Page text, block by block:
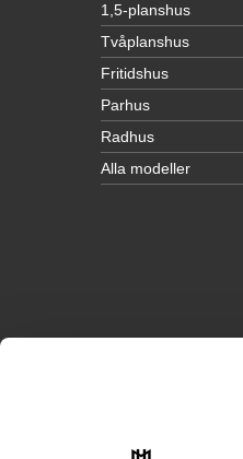
1,5-planshus
Tvåplanshus
Fritidshus
Parhus
Radhus
Alla modeller
Garageinspiration